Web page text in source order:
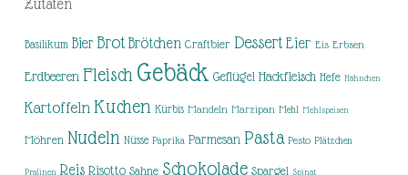
Zutaten
Basilikum Bier Brot Brötchen Craftbier Dessert Eier Eis Erbsen
Erdbeeren Fleisch Gebäck Geflügel Hackfleisch Hefe Hähnchen
Kartoffeln Kuchen Kürbis Mandeln Marzipan Mehl Mehlspeisen
Möhren Nudeln Nüsse Paprika Parmesan Pasta Pesto Plätzchen
Pralinen Reis Risotto Sahne Schokolade Spargel Spinat